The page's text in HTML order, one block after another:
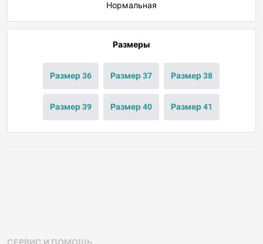
Нормальная
Размеры
Размер 36 Размер 37 Размер 38
Размер 39 Размер 40 Размер 41